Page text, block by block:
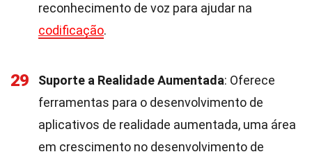
reconhecimento de voz para ajudar na
codificação.
29 Suporte a Realidade Aumentada: Oferece
ferramentas para o desenvolvimento de
aplicativos de realidade aumentada, uma área
em crescimento no desenvolvimento de